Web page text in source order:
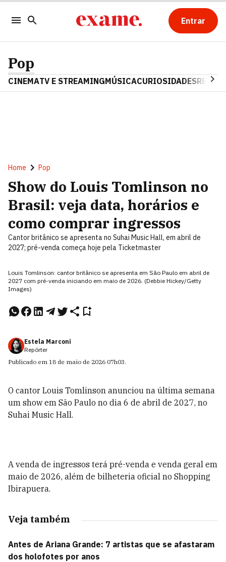
Entrar
Pop
CINEMATV E STREAMINGMÚSICACURIOSIDADES
Home Pop
Show do Louis Tomlinson no
Brasil: veja data, horários e
como comprar ingressos
Cantor britânico se apresenta no Suhai Music Hall, em abril de
2027; pré-venda começa hoje pela Ticketmaster
Louis Tomlinson: cantor britânico se apresenta em São Paulo em abril de
2027 com pré-venda iniciando em maio de 2026. (Debbie Hickey/Getty
Images)
Estela Marconi
Repórter
Publicado em 18 de maio de 2026 07h03.
O cantor Louis Tomlinson anunciou na última semana
um show em São Paulo no dia 6 de abril de 2027, no
Suhai Music Hall.
A venda de ingressos terá pré-venda e venda geral em
maio de 2026, além de bilheteria oficial no Shopping
Ibirapuera.
Veja também
Antes de Ariana Grande: 7 artistas que se afastaram
dos holofotes por anos